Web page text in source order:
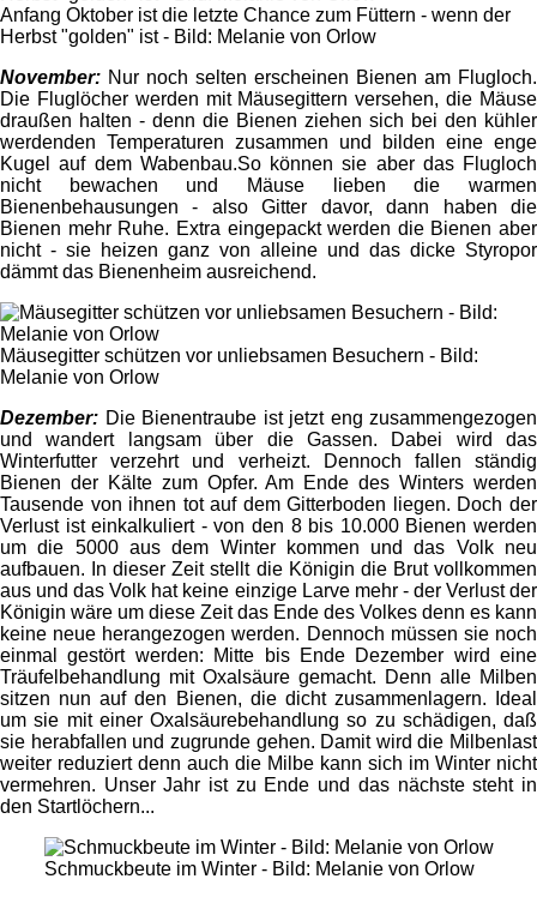
Anfang Oktober ist die letzte Chance zum Füttern - wenn der
Herbst "golden" ist - Bild: Melanie von Orlow
November: Nur noch selten erscheinen Bienen am Flugloch.
Die Fluglöcher werden mit Mäusegittern versehen, die Mäuse
draußen halten - denn die Bienen ziehen sich bei den kühler
werdenden Temperaturen zusammen und bilden eine enge
Kugel auf dem Wabenbau.So können sie aber das Flugloch
nicht bewachen und Mäuse lieben die warmen
Bienenbehausungen - also Gitter davor, dann haben die
Bienen mehr Ruhe. Extra eingepackt werden die Bienen aber
nicht - sie heizen ganz von alleine und das dicke Styropor
dämmt das Bienenheim ausreichend.
Mäusegitter schützen vor unliebsamen Besuchern - Bild:
Melanie von Orlow
Dezember: Die Bienentraube ist jetzt eng zusammengezogen
und wandert langsam über die Gassen. Dabei wird das
Winterfutter verzehrt und verheizt. Dennoch fallen ständig
Bienen der Kälte zum Opfer. Am Ende des Winters werden
Tausende von ihnen tot auf dem Gitterboden liegen. Doch der
Verlust ist einkalkuliert - von den 8 bis 10.000 Bienen werden
um die 5000 aus dem Winter kommen und das Volk neu
aufbauen. In dieser Zeit stellt die Königin die Brut vollkommen
aus und das Volk hat keine einzige Larve mehr - der Verlust der
Königin wäre um diese Zeit das Ende des Volkes denn es kann
keine neue herangezogen werden. Dennoch müssen sie noch
einmal gestört werden: Mitte bis Ende Dezember wird eine
Träufelbehandlung mit Oxalsäure gemacht. Denn alle Milben
sitzen nun auf den Bienen, die dicht zusammenlagern. Ideal
um sie mit einer Oxalsäurebehandlung so zu schädigen, daß
sie herabfallen und zugrunde gehen. Damit wird die Milbenlast
weiter reduziert denn auch die Milbe kann sich im Winter nicht
vermehren. Unser Jahr ist zu Ende und das nächste steht in
den Startlöchern...
Schmuckbeute im Winter - Bild: Melanie von Orlow